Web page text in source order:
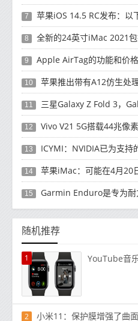
7 苹果iOS 14.5 RC发布：以
8 全新的24英寸iMac 2021
9 Apple AirTag的功能和价格
10 苹果推出带有A12仿生处
11 三星Galaxy Z Fold 3，Galaxy Z
12 Vivo V21 5G搭载44兆像
13 ICYMI：NVIDIA已为支持的图形
14 苹果iMac：可能在4月20
15 Garmin Enduro是专为耐力
随机推荐
1 YouTube音
2 小米11：保护膜增强了曲